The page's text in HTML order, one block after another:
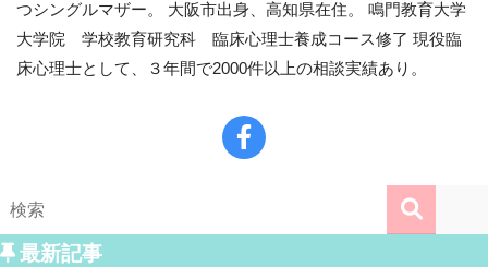
つシングルマザー。 大阪市出身、高知県在住。 鳴門教育大学
大学院 学校教育研究科 臨床心理士養成コース修了 現役臨
床心理士として、３年間で2000件以上の相談実績あり。
最新記事